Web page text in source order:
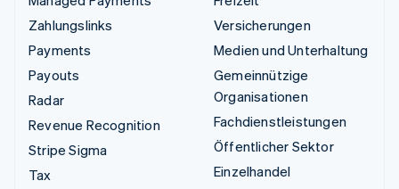
Zahlungslinks
Payments
Payouts
Radar
Revenue Recognition
Stripe Sigma
Tax
Versicherungen
Medien und Unterhaltung
Gemeinnützige
Organisationen
Fachdienstleistungen
Öffentlicher Sektor
Einzelhandel